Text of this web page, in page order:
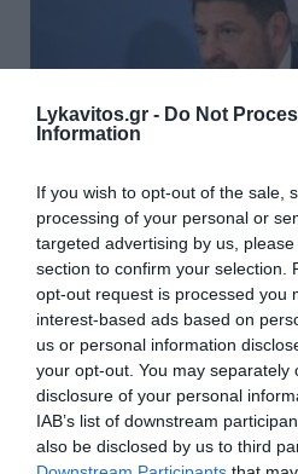
Lykavitos.gr - Do Not
Information
If you wish to opt-out of the sale,
processing of your personal or
targeted advertising by us,
section to confirm your selection.
opt-out request is processed you
interest-based ads based on
us or personal information
your opt-out. You may separately
disclosure of your personal
IAB’s list of downstream
also be disclosed by us to third
Χαρδαλιάς:
ανεμογεννήτρια
αναδασωτέες
Αττικής – Καμία